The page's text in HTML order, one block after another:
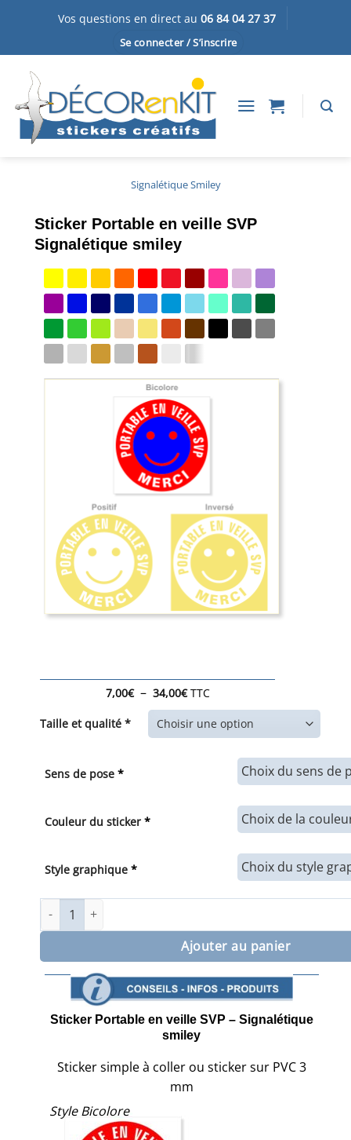
Vos questions en direct au 06 84 04 27 37
Se connecter / S’inscrire
Signalétique Smiley
Sticker Portable en veille SVP
Signalétique smiley
7,00€ – 34,00€Plage
prix :
7,00€
à
TTC
Taille et qualité *
Sens de pose*
Couleur du sticker*
Style graphique*
quantité de Sticker Portable en veille SVP Signalétique
Ajouter au panier
Sticker Portable en veille SVP – Signalétique
smiley
Sticker simple à coller ou sticker sur PVC 3
mm
Style Bicolore